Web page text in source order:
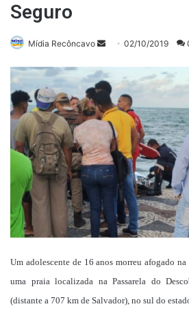
Seguro
Mídia Recôncavo
Mande
e-
mail
02/10/2019
Um adolescente de 16 anos morreu afogado na
uma praia localizada na Passarela do
(distante a 707 km de Salvador), no sul do